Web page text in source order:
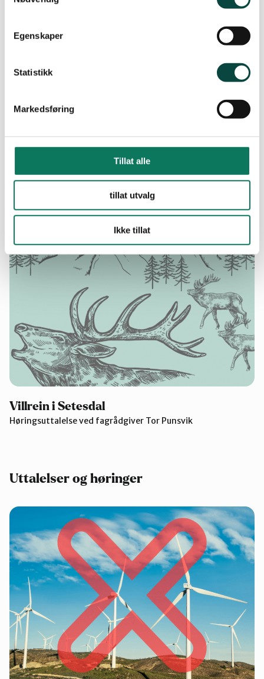
Egenskaper
Statistikk
Markedsføring
Tillat alle
tillat utvalg
Ikke tillat
«Byggherren i dette tilfellet er imidlertid en bever med behov for
en mindre heving av vannstanden rundt hytta si»
Villrein i Setesdal
Høringsuttalelse ved fagrådgiver Tor Punsvik
Uttalelser og høringer